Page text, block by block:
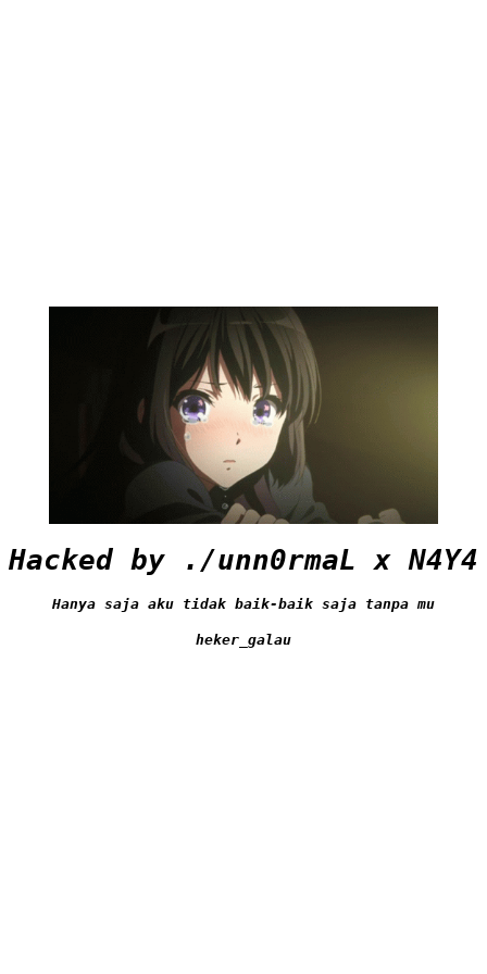
Hacked by ./unn0rmaL x N4Y4
Hanya saja aku tidak baik-baik saja tanpa mu
heker_galau